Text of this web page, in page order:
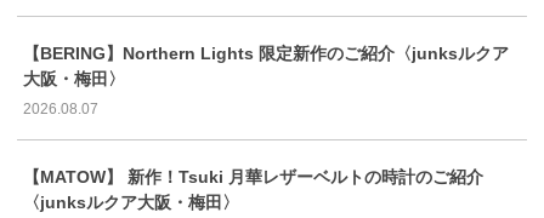
【BERING】Northern Lights 限定新作のご紹介〈junksルクア
大阪・梅田〉
2026.08.07
【MATOW】 新作！Tsuki 月華レザーベルトの時計のご紹介
〈junksルクア大阪・梅田〉